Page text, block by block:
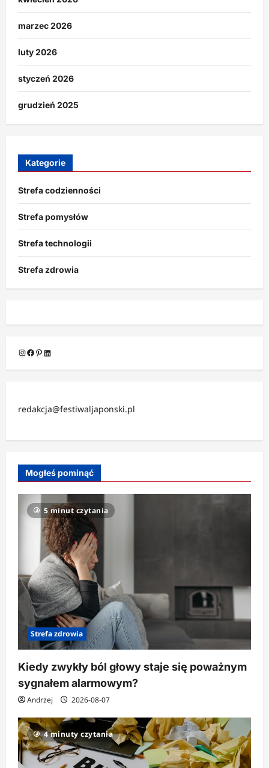
marzec 2026
luty 2026
styczeń 2026
grudzień 2025
Kategorie
Strefa codzienności
Strefa pomysłów
Strefa technologii
Strefa zdrowia
Instagram
Facebook
Pinterest
LinkedIn
redakcja@festiwaljaponski.pl
Mogłeś pominąć
5 minut czytania
Strefa zdrowia
Kiedy zwykły ból głowy staje się poważnym
sygnałem alarmowym?
Andrzej 2026-08-07
4 minuty czytania